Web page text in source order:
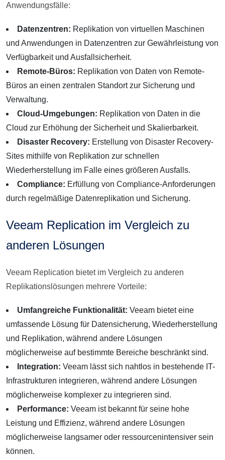
Anwendungsfälle:
Datenzentren: Replikation von virtuellen Maschinen
und Anwendungen in Datenzentren zur Gewährleistung von
Verfügbarkeit und Ausfallsicherheit.
Remote-Büros: Replikation von Daten von Remote-
Büros an einen zentralen Standort zur Sicherung und
Verwaltung.
Cloud-Umgebungen: Replikation von Daten in die
Cloud zur Erhöhung der Sicherheit und Skalierbarkeit.
Disaster Recovery: Erstellung von Disaster Recovery-
Sites mithilfe von Replikation zur schnellen
Wiederherstellung im Falle eines größeren Ausfalls.
Compliance: Erfüllung von Compliance-Anforderungen
durch regelmäßige Datenreplikation und Sicherung.
Veeam Replication im Vergleich zu
anderen Lösungen
Veeam Replication bietet im Vergleich zu anderen
Replikationslösungen mehrere Vorteile:
Umfangreiche Funktionalität: Veeam bietet eine
umfassende Lösung für Datensicherung, Wiederherstellung
und Replikation, während andere Lösungen
möglicherweise auf bestimmte Bereiche beschränkt sind.
Integration: Veeam lässt sich nahtlos in bestehende IT-
Infrastrukturen integrieren, während andere Lösungen
möglicherweise komplexer zu integrieren sind.
Performance: Veeam ist bekannt für seine hohe
Leistung und Effizienz, während andere Lösungen
möglicherweise langsamer oder ressourcenintensiver sein
können.